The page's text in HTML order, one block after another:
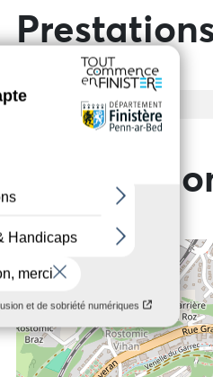
Entrée
Tarif de base